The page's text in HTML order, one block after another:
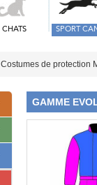
CHATS SPORT
Costumes de protection
GAMME